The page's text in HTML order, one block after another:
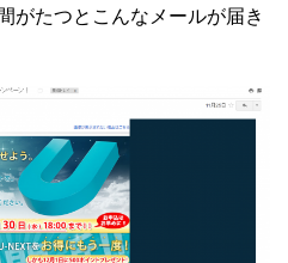
がたつとこんなメールが届き